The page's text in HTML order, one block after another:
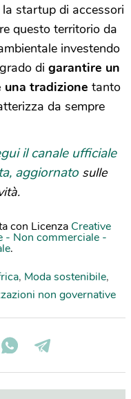
startup di accessori
questo territorio da
investendo
di garantire un
una tradizione tanto
da sempre
il canale ufficiale
aggiornato sulle
con Licenza Creative
- Non commerciale -
.
, Moda sostenibile,
non governative